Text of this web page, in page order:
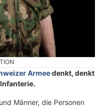
Armeedenkt, denkt
Männer, die Personen